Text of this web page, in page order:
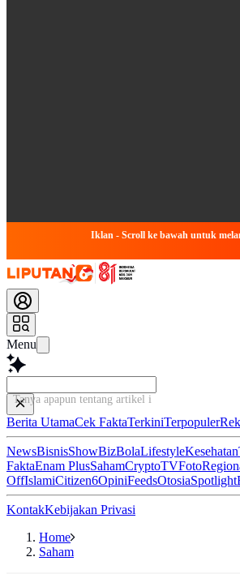
Iklan - Scroll ke bawah untuk
Menu
Tanya apapun tentang artikel ini...
Berita UtamaCek FaktaTerkiniTerpopuler
NewsBisnisShowBizBolaLifestyleKesehatan
FaktaEnam PlusSahamCryptoTVFoto
OffIslamiCitizen6OpiniFeedsOtosiaSpotlight
KontakKebijakan Privasi
Home
Saham